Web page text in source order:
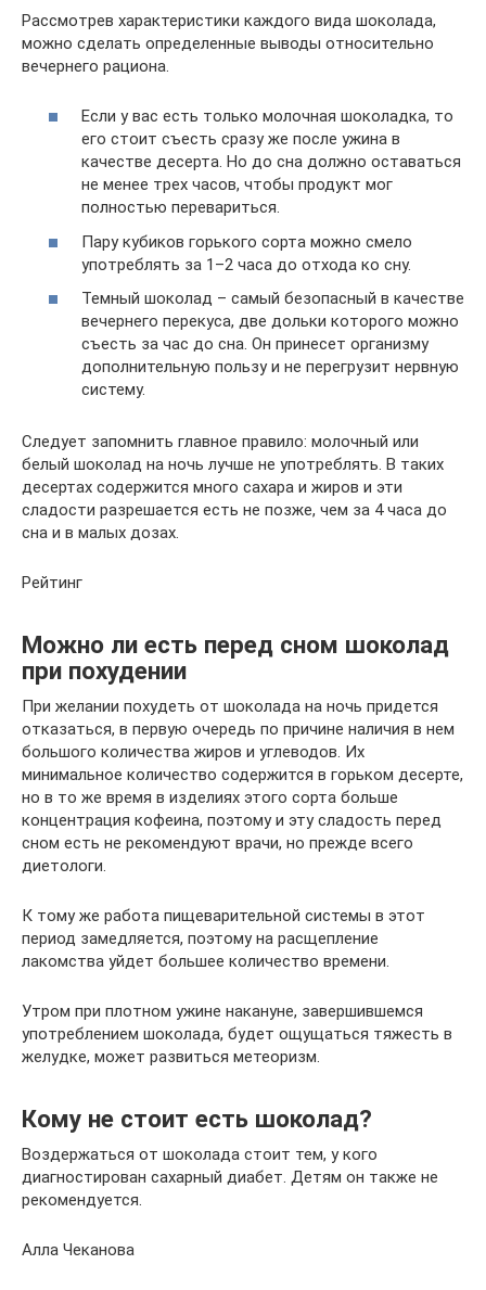
Рассмотрев характеристики каждого вида шоколада,
можно сделать определенные выводы относительно
вечернего рациона.
Если у вас есть только молочная шоколадка, то
его стоит съесть сразу же после ужина в
качестве десерта. Но до сна должно оставаться
не менее трех часов, чтобы продукт мог
полностью перевариться.
Пару кубиков горького сорта можно смело
употреблять за 1–2 часа до отхода ко сну.
Темный шоколад – самый безопасный в качестве
вечернего перекуса, две дольки которого можно
съесть за час до сна. Он принесет организму
дополнительную пользу и не перегрузит нервную
систему.
Следует запомнить главное правило: молочный или
белый шоколад на ночь лучше не употреблять. В таких
десертах содержится много сахара и жиров и эти
сладости разрешается есть не позже, чем за 4 часа до
сна и в малых дозах.
Рейтинг
Можно ли есть перед сном шоколад
при похудении
При желании похудеть от шоколада на ночь придется
отказаться, в первую очередь по причине наличия в нем
большого количества жиров и углеводов. Их
минимальное количество содержится в горьком десерте,
но в то же время в изделиях этого сорта больше
концентрация кофеина, поэтому и эту сладость перед
сном есть не рекомендуют врачи, но прежде всего
диетологи.
К тому же работа пищеварительной системы в этот
период замедляется, поэтому на расщепление
лакомства уйдет большее количество времени.
Утром при плотном ужине накануне, завершившемся
употреблением шоколада, будет ощущаться тяжесть в
желудке, может развиться метеоризм.
Кому не стоит есть шоколад?
Воздержаться от шоколада стоит тем, у кого
диагностирован сахарный диабет. Детям он также не
рекомендуется.
Алла Чеканова